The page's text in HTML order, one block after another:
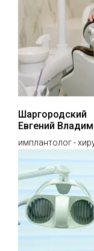
Шаргородский
Евгений
имплантолог -